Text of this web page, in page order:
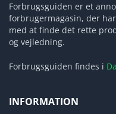
Forbrugsguiden er et
forbrugermagasin, der
med at finde det rette
og vejledning.
Forbrugsguiden findes i
INFORMATION